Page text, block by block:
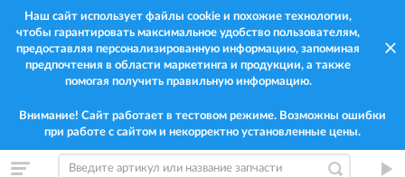
Наш сайт использует файлы cookie и похожие технологии,
чтобы гарантировать максимальное удобство пользователям,
предоставляя персонализированную информацию, запоминая
предпочтения в области маркетинга и продукции, а также
помогая получить правильную информацию.
Внимание! Сайт работает в тестовом режиме. Возможны ошибки
при работе с сайтом и некорректно установленные цены.